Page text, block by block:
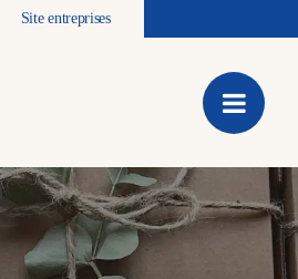
Site entreprises